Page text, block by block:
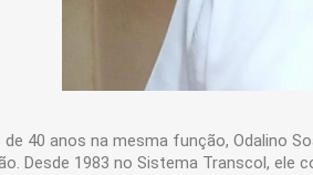
de 40 anos na mesma função, Odalino
Desde 1983 no Sistema Transcol, ele